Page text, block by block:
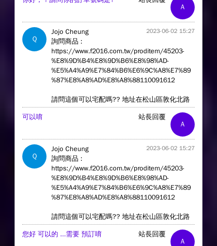
A
Q
Jojo Cheung 2023-06-02 15:27
詢問商品 :
https://www.f2016.com.tw/proditem/45203-
%E8%9D%B4%E8%9D%B6%E8%98%AD-
%E5%A4%A9%E7%84%B6%E6%9C%A8%E7%89
%87%E8%A8%AD%E8%A8%88110091612
請問這個可以宅配嗎?? 地址在松山區敦化北路
A
站長回覆
可以唷
Q
Jojo Cheung 2023-06-02 15:27
詢問商品 :
https://www.f2016.com.tw/proditem/45203-
%E8%9D%B4%E8%9D%B6%E8%98%AD-
%E5%A4%A9%E7%84%B6%E6%9C%A8%E7%89
%87%E8%A8%AD%E8%A8%88110091612
請問這個可以宅配嗎?? 地址在松山區敦化北路
A
站長回覆
您好 可以的 ...需要 預訂唷